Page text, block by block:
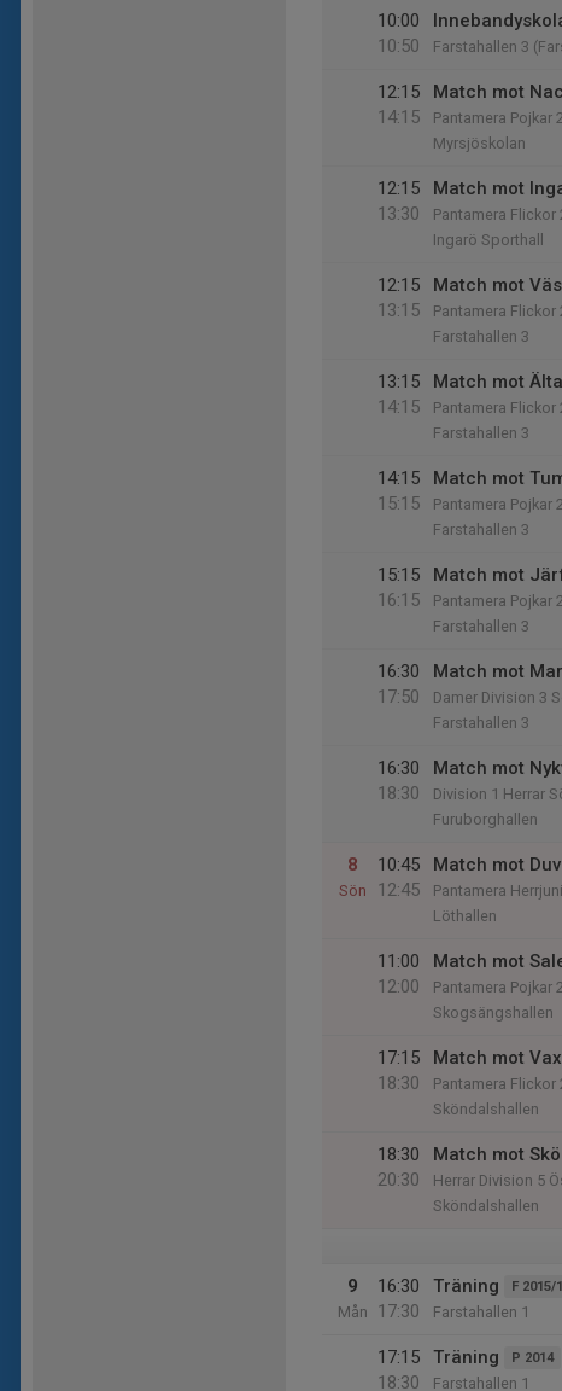
10:00
10:50
Farstahallen 3
12:15
14:15
Match mot
Pantamera Pojkar
Myrsjöskolan
12:15
13:30
Match mot
Pantamera Flickor
Ingarö Sporthall
12:15
13:15
Match mot
Pantamera Flickor
Farstahallen 3
13:15
14:15
Match mot
Pantamera
Farstahallen 3
14:15
15:15
Match mot
Pantamera Pojkar
Farstahallen 3
15:15
16:15
Match mot
Pantamera Pojkar
Farstahallen 3
16:30
17:50
Match mot
Damer Division 3
Farstahallen 3
16:30
18:30
Match mot
Division 1 Herrar
Furuborghallen
8
Sön
10:45
12:45
Match mot
Pantamera
Löthallen
11:00
12:00
Match mot
Pantamera Pojkar
Skogsängshallen
17:15
18:30
Match mot
Pantamera Flickor
Sköndalshallen
18:30
20:30
Match mot
Herrar Division 5
Sköndalshallen
9
Mån
16:30
17:30
Träning F 2015/
Farstahallen 1
17:15
18:30
Träning P 2014
Farstahallen 1